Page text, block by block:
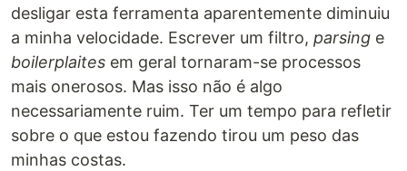
desligar esta ferramenta aparentemente diminuiu
a minha velocidade. Escrever um filtro, parsing e
boilerplaites em geral tornaram-se processos
mais onerosos. Mas isso não é algo
necessariamente ruim. Ter um tempo para refletir
sobre o que estou fazendo tirou um peso das
minhas costas.